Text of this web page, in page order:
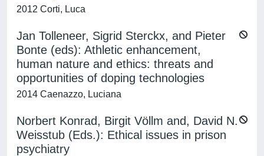
2012 Corti, Luca
Jan Tolleneer, Sigrid Sterckx, and Pieter
Bonte (eds): Athletic enhancement,
human nature and ethics: threats and
opportunities of doping technologies
2014 Caenazzo, Luciana
Norbert Konrad, Birgit Völlm and, David N.
Weisstub (Eds.): Ethical issues in prison
psychiatry